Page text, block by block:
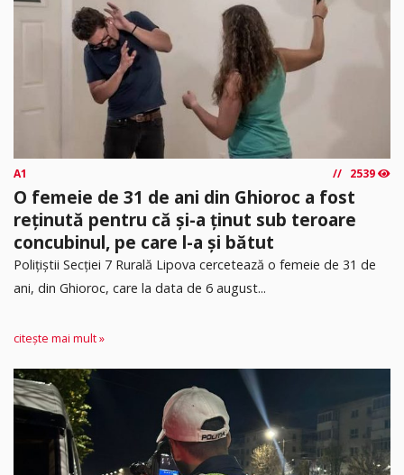
A1 2539
O femeie de 31 de ani din Ghioroc a fost
reținută pentru că și-a ținut sub teroare
concubinul, pe care l-a și bătut
​Polițiștii Secției 7 Rurală Lipova cercetează o femeie de 31 de
ani, din Ghioroc, care la data de 6 august...
citește mai mult »